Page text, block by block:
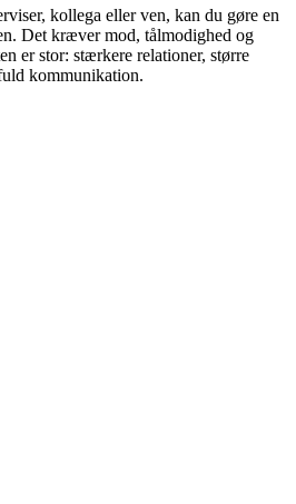
kollega eller ven, kan du gøre en
Det kræver mod, tålmodighed og
er stor: stærkere relationer, større
kommunikation.